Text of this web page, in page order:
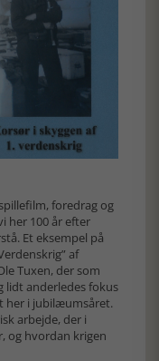
foredrag og
her 100 år efter
Et eksempel på
af
Tuxen, der som
lidt anderledes fokus
her i jubilæumsåret.
arbejde, der i
og hvordan krigen